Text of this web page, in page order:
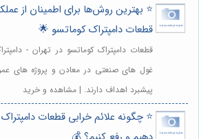
⭐️ بهترین روش‌ها برای اطمینان از
قطعات دامپتراک کوماتسو 🌟
قطعات دامپتراک کوماتسو در تهران -
غول های صنعتی در معادن و پروژه های
پیشبرد اهداف دارند. | مشاهده و خرید
⭐️ چگونه علائم خرابی قطعات